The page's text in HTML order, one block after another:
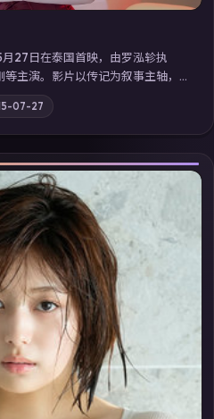
月27日在泰国首映，由罗泓轸执
主演。影片以传记为叙事主轴，
从未活过“真实”的一天；摄影与
过「国产免费观看高清电视剧在
，畅享高清在线追剧体验。
07-27